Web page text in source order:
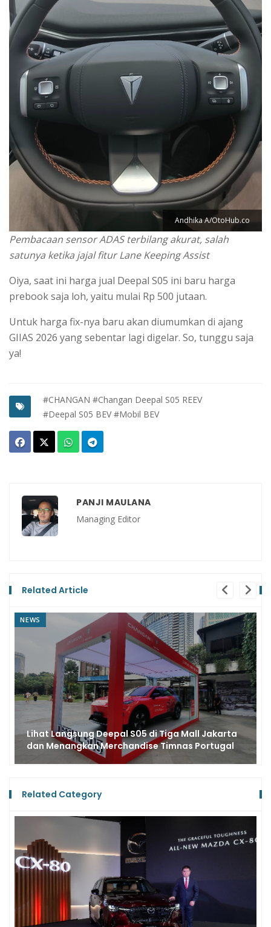
Andhika A/OtoHub.co
Pembacaan sensor ADAS terbilang akurat, salah
satunya ketika jajal fitur Lane Keeping Assist
Oiya, saat ini harga jual Deepal S05 ini baru harga
prebook saja loh, yaitu mulai Rp 500 jutaan.
Untuk harga fix-nya baru akan diumumkan di ajang
GIIAS 2026 yang sebentar lagi digelar. So, tunggu saja
ya!
#CHANGAN #Changan Deepal S05 REEV
#Deepal S05 BEV #Mobil BEV
PANJI MAULANA
Managing Editor
Related Article
REVIEW
Biar Nggak Nyesel Beli, Pahami Dulu Sistem REEV
pada Changan Deepal S05!
Related Category